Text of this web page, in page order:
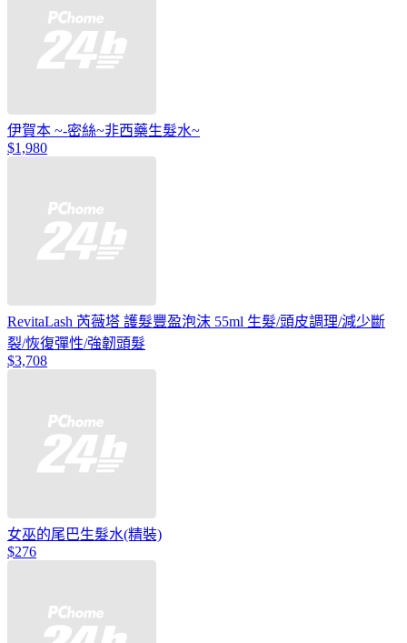
伊賀本 ~-密絲~非西藥生髮水~
$1,980
RevitaLash 芮薇塔 護髮豐盈泡沫 55ml 生髮/頭皮調理/減少斷
裂/恢復彈性/強韌頭髮
$3,708
女巫的尾巴生髮水(精裝)
$276